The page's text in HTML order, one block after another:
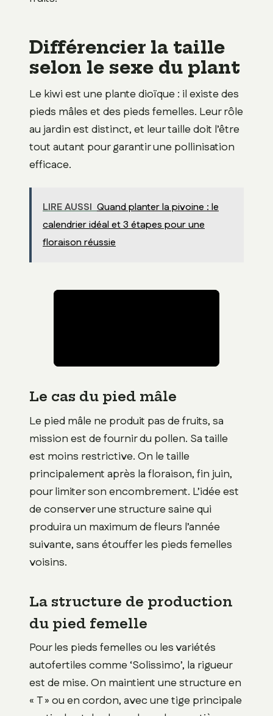
Différencier la taille
selon le sexe du plant
Le kiwi est une plante dioïque : il existe des
pieds mâles et des pieds femelles. Leur rôle
au jardin est distinct, et leur taille doit l’être
tout autant pour garantir une pollinisation
efficace.
LIRE AUSSI Quand planter la pivoine : le
calendrier idéal et 3 étapes pour une
floraison réussie
Le cas du pied mâle
Le pied mâle ne produit pas de fruits, sa
mission est de fournir du pollen. Sa taille
est moins restrictive. On le taille
principalement après la floraison, fin juin,
pour limiter son encombrement. L’idée est
de conserver une structure saine qui
produira un maximum de fleurs l’année
suivante, sans étouffer les pieds femelles
voisins.
La structure de production
du pied femelle
Pour les pieds femelles ou les variétés
autofertiles comme ‘Solissimo’, la rigueur
est de mise. On maintient une structure en
« T » ou en cordon, avec une tige principale